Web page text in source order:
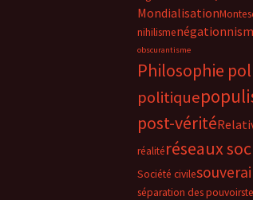
Mondialisation
nihilisme
obscurantisme
Philosophie
politique
post-vérité
réalitéréseaux
Société civile
séparation des pouvoirs